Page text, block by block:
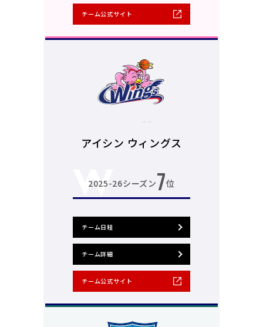
チーム公式サイト
アイシン ウィングス
2025-26シーズン7位
チーム日程
チーム詳細
チーム公式サイト